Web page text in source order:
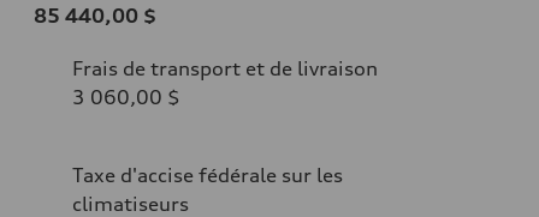
85 440,00 $
Frais de transport et de livraison
3 060,00 $
Taxe d'accise fédérale sur les
climatiseurs